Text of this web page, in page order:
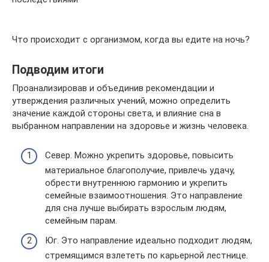
Что происходит с организмом, когда вы едите на ночь?
Подводим итоги
Проанализировав и объединив рекомендации и
утверждения различных учений, можно определить
значение каждой стороны света, и влияние сна в
выбранном направлении на здоровье и жизнь человека.
Север. Можно укрепить здоровье, повысить
материальное благополучие, привлечь удачу,
обрести внутреннюю гармонию и укрепить
семейные взаимоотношения. Это направление
для сна лучше выбирать взрослым людям,
семейным парам.
Юг. Это направление идеально подходит людям,
стремящимся взлететь по карьерной лестнице.